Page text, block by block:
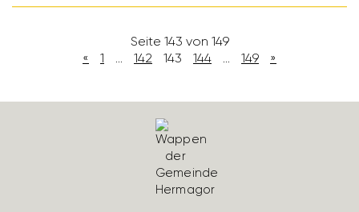
Seite 143 von 149
«
1 … 142 143 144 … 149 »